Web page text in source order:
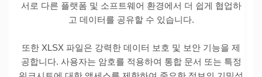
서로 다른 플랫폼 및 소프트웨어 환경에서 더 쉽게 협업하
고 데이터를 공유할 수 있습니다.
또한 XLSX 파일은 강력한 데이터 보호 및 보안 기능을 제
공합니다. 사용자는 암호를 적용하여 통합 문서 또는 특정